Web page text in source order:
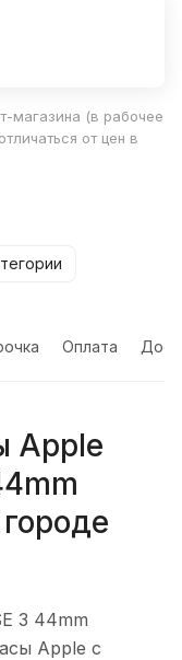
магазина (в рабочее
от цен в
Оплата
Apple
3 44mm
Apple с